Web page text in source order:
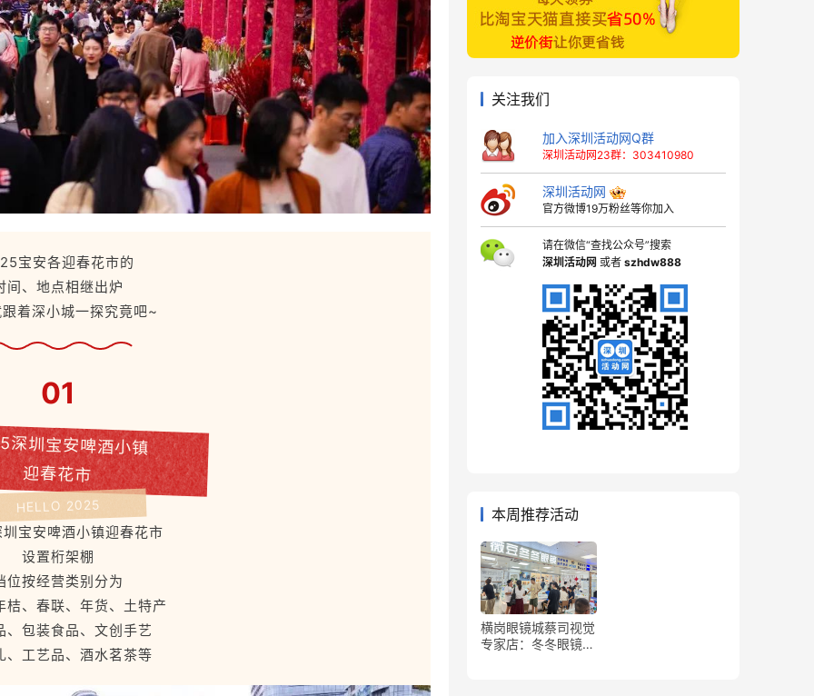
宝安各迎春花市的
间、地点相继出炉
着深小城一探究竟吧~
01
深圳宝安啤酒小镇
迎春花市
HELLO 2025
宝安啤酒小镇迎春花市
设置桁架棚
位按经营类别分为
桔、春联、年货、土特产
、包装食品、文创手艺
、工艺品、酒水茗茶等
关注我们
加入深圳活动网Q群
深圳活动网23群：303410980
深圳活动网
官方微博19万粉丝等你加入
请在微信“查找公众号”搜索
深圳活动网 或者 szhdw888
本周推荐活动
横岗眼镜城蔡司视觉
专家店：冬冬眼镜&